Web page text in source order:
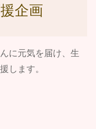
企画
に元気を届け、生
します。